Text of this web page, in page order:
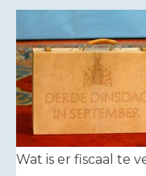
Wat is er fiscaal te